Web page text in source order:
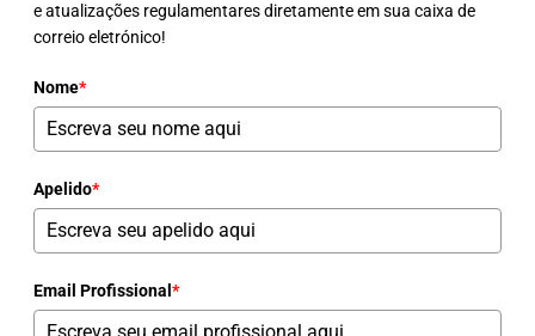
e atualizações regulamentares diretamente em sua caixa de
correio eletrónico!
Nome*
Apelido*
Email Profissional *